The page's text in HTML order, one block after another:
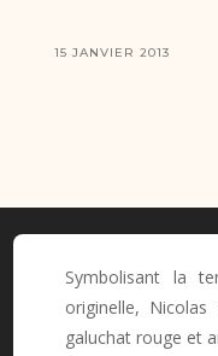
15 JANVIER 2013
Symbolisant la
originelle,
galuchat rouge et